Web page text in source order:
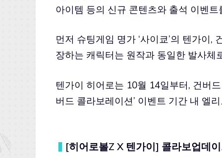
아이템 등의 신규 콘텐츠와 출석 이벤
먼저 슈팅게임 명가 ‘사이쿄’의 텐가이
장하는 캐릭터는 원작과 동일한 발사체
텐가이 히어로는 10월 14일부터, 건버
버드 콜라보레이션’ 이벤트 기간 내 엘
▍ [히어로볼Z X 텐가이] 콜라보업데